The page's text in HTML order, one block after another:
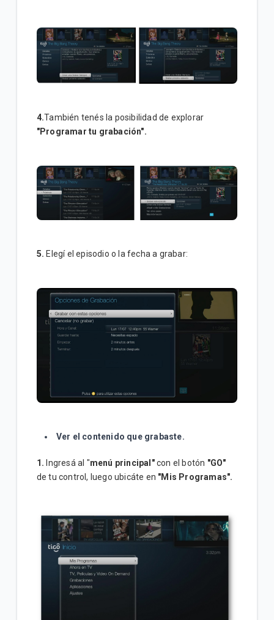
4.También tenés la posibilidad de explorar
"Programar tu grabación".
5. Elegí el episodio o la fecha a grabar:
Ver el contenido que grabaste.
1.Ingresá al "menú principal"con el botón "GO"
de tu control, luego ubicáte en "Mis Programas".